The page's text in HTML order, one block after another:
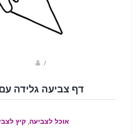
/
דף צביעה גלידה
אוכל לצביעה, קיץ